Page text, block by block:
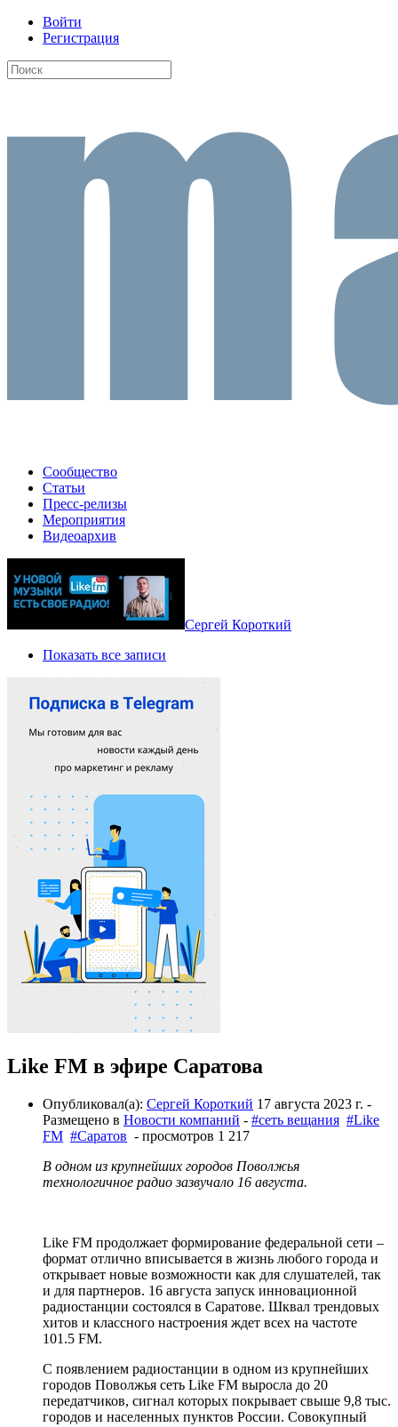
Войти
Регистрация
Сообщество
Статьи
Пресс-релизы
Мероприятия
Видеоархив
Сергей Короткий
Показать все записи
Like FM в эфире Саратова
Опубликовал(а): Сергей Короткий 17 августа 2023 г. -
Размещено в Новости компаний - #сеть вещания #Like
FM #Саратов - просмотров 1 217
В одном из крупнейших городов Поволжья
технологичное радио зазвучало 16 августа.
Like FM продолжает формирование федеральной сети –
формат отлично вписывается в жизнь любого города и
открывает новые возможности как для слушателей, так
и для партнеров. 16 августа запуск инновационной
радиостанции состоялся в Саратове. Шквал трендовых
хитов и классного настроения ждет всех на частоте
101.5 FM.
С появлением радиостанции в одном из крупнейших
городов Поволжья сеть Like FM выросла до 20
передатчиков, сигнал которых покрывает свыше 9,8 тыс.
городов и населенных пунктов России. Совокупный